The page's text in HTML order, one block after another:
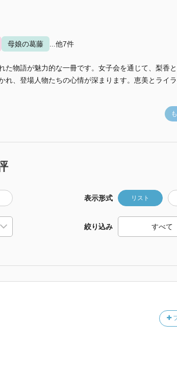
母娘の葛藤 ...他7件
た物語が魅力的な一冊です。女子会を通じて、梨香
れ、登場人物たちの心情が深まります。恵美とライ
表示形式 リスト
絞り込み